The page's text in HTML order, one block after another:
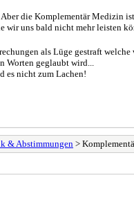
die Komplementär Medizin
wir uns bald nicht mehr leisten
als Lüge gestraft welche
Worten geglaubt wird...
es nicht zum Lachen!
& Abstimmungen >